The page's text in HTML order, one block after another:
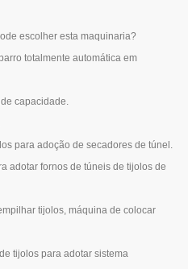
escolher esta maquinaria?
totalmente automática em
capacidade.
para adoção de secadores de túnel.
adotar fornos de túneis de tijolos de
tijolos, máquina de colocar
tijolos para adotar sistema